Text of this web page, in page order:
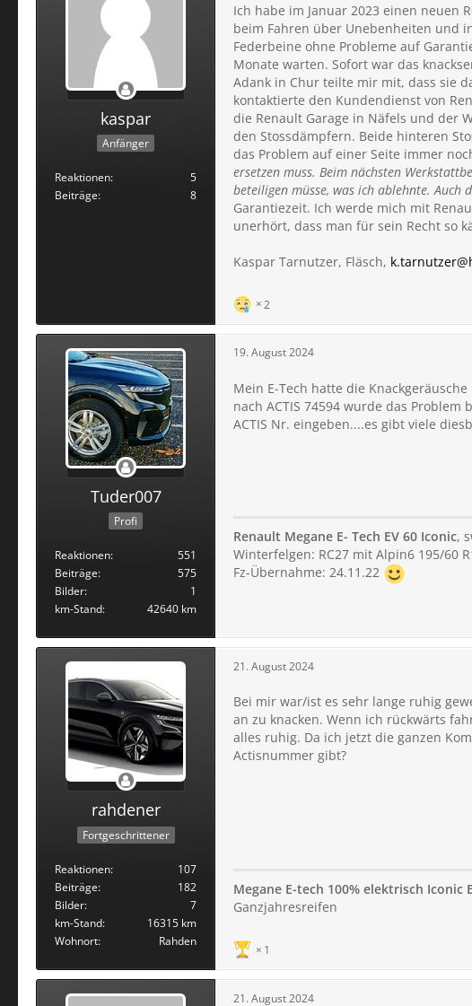
kaspar
Anfänger
Reaktionen
5
Beiträge
8
Ich habe im Januar 2023 einen neuen
beim Fahren über Unebenheiten und
Federbeine ohne Probleme auf
Monate warten. Sofort war das
Adank in Chur teilte mir mit, dass sie
kontaktierte den Kundendienst von
die Renault Garage in Näfels und der
den Stossdämpfern. Beide hinteren
das Problem auf einer Seite immer
ersetzen muss. Beim nächsten
beteiligen müsse, was ich ablehnte. Auch
Garantiezeit. Ich werde mich mit
unerhört, dass man für sein Recht so
Kaspar Tarnutzer, Fläsch,
2
Tuder007
Profi
Reaktionen
551
Beiträge
575
Bilder
1
km-Stand
42640 km
19. August 2024
Mein E-Tech hatte die
nach ACTIS 74594 wurde das
ACTIS Nr. eingeben....es gibt viele
Renault Megane E- Tech EV 60 Iconic,
Winterfelgen: RC27 mit Alpin6 195/60
Fz-Übernahme: 24.11.22
rahdener
Fortgeschrittener
Reaktionen
107
Beiträge
182
Bilder
7
km-Stand
16315 km
Wohnort
Rahden
21. August 2024
Bei mir war/ist es sehr lange ruhig
an zu knacken. Wenn ich rückwärts
alles ruhig. Da ich jetzt die ganzen
Actisnummer gibt?
Megane E-tech 100% elektrisch Iconic
Ganzjahresreifen
1
21. August 2024